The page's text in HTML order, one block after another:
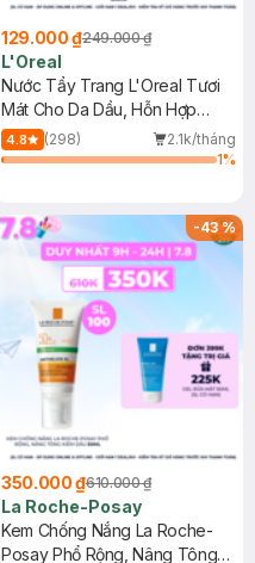
129.000 ₫249.000 ₫
L'Oreal
Nước Tẩy Trang L'Oreal Tươi
Mát Cho Da Dầu, Hỗn Hợp
400ml
4.8 (298)
2.1k/tháng
1%
-43%
350.000 ₫610.000 ₫
La Roche-Posay
Kem Chống Nắng La Roche-
Posay Phổ Rộng, Nâng Tông